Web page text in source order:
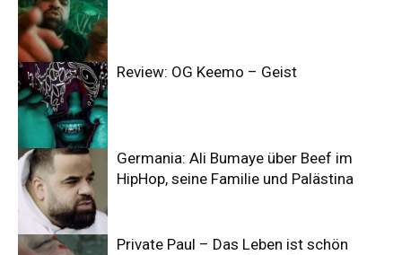
Review: OG Keemo – Geist
Germania: Ali Bumaye über Beef im
HipHop, seine Familie und Palästina
Private Paul – Das Leben ist schön